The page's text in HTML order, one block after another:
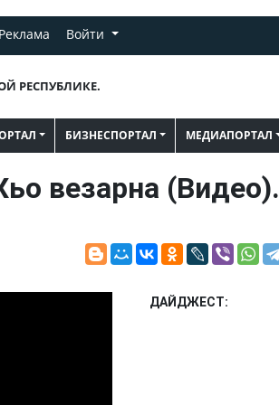
Реклама Войти
РЕСПУБЛИКЕ.
БИЗНЕСПОРТАЛ МЕДИАПОРТАЛ
везарна (Видео).
ДАЙДЖЕСТ: